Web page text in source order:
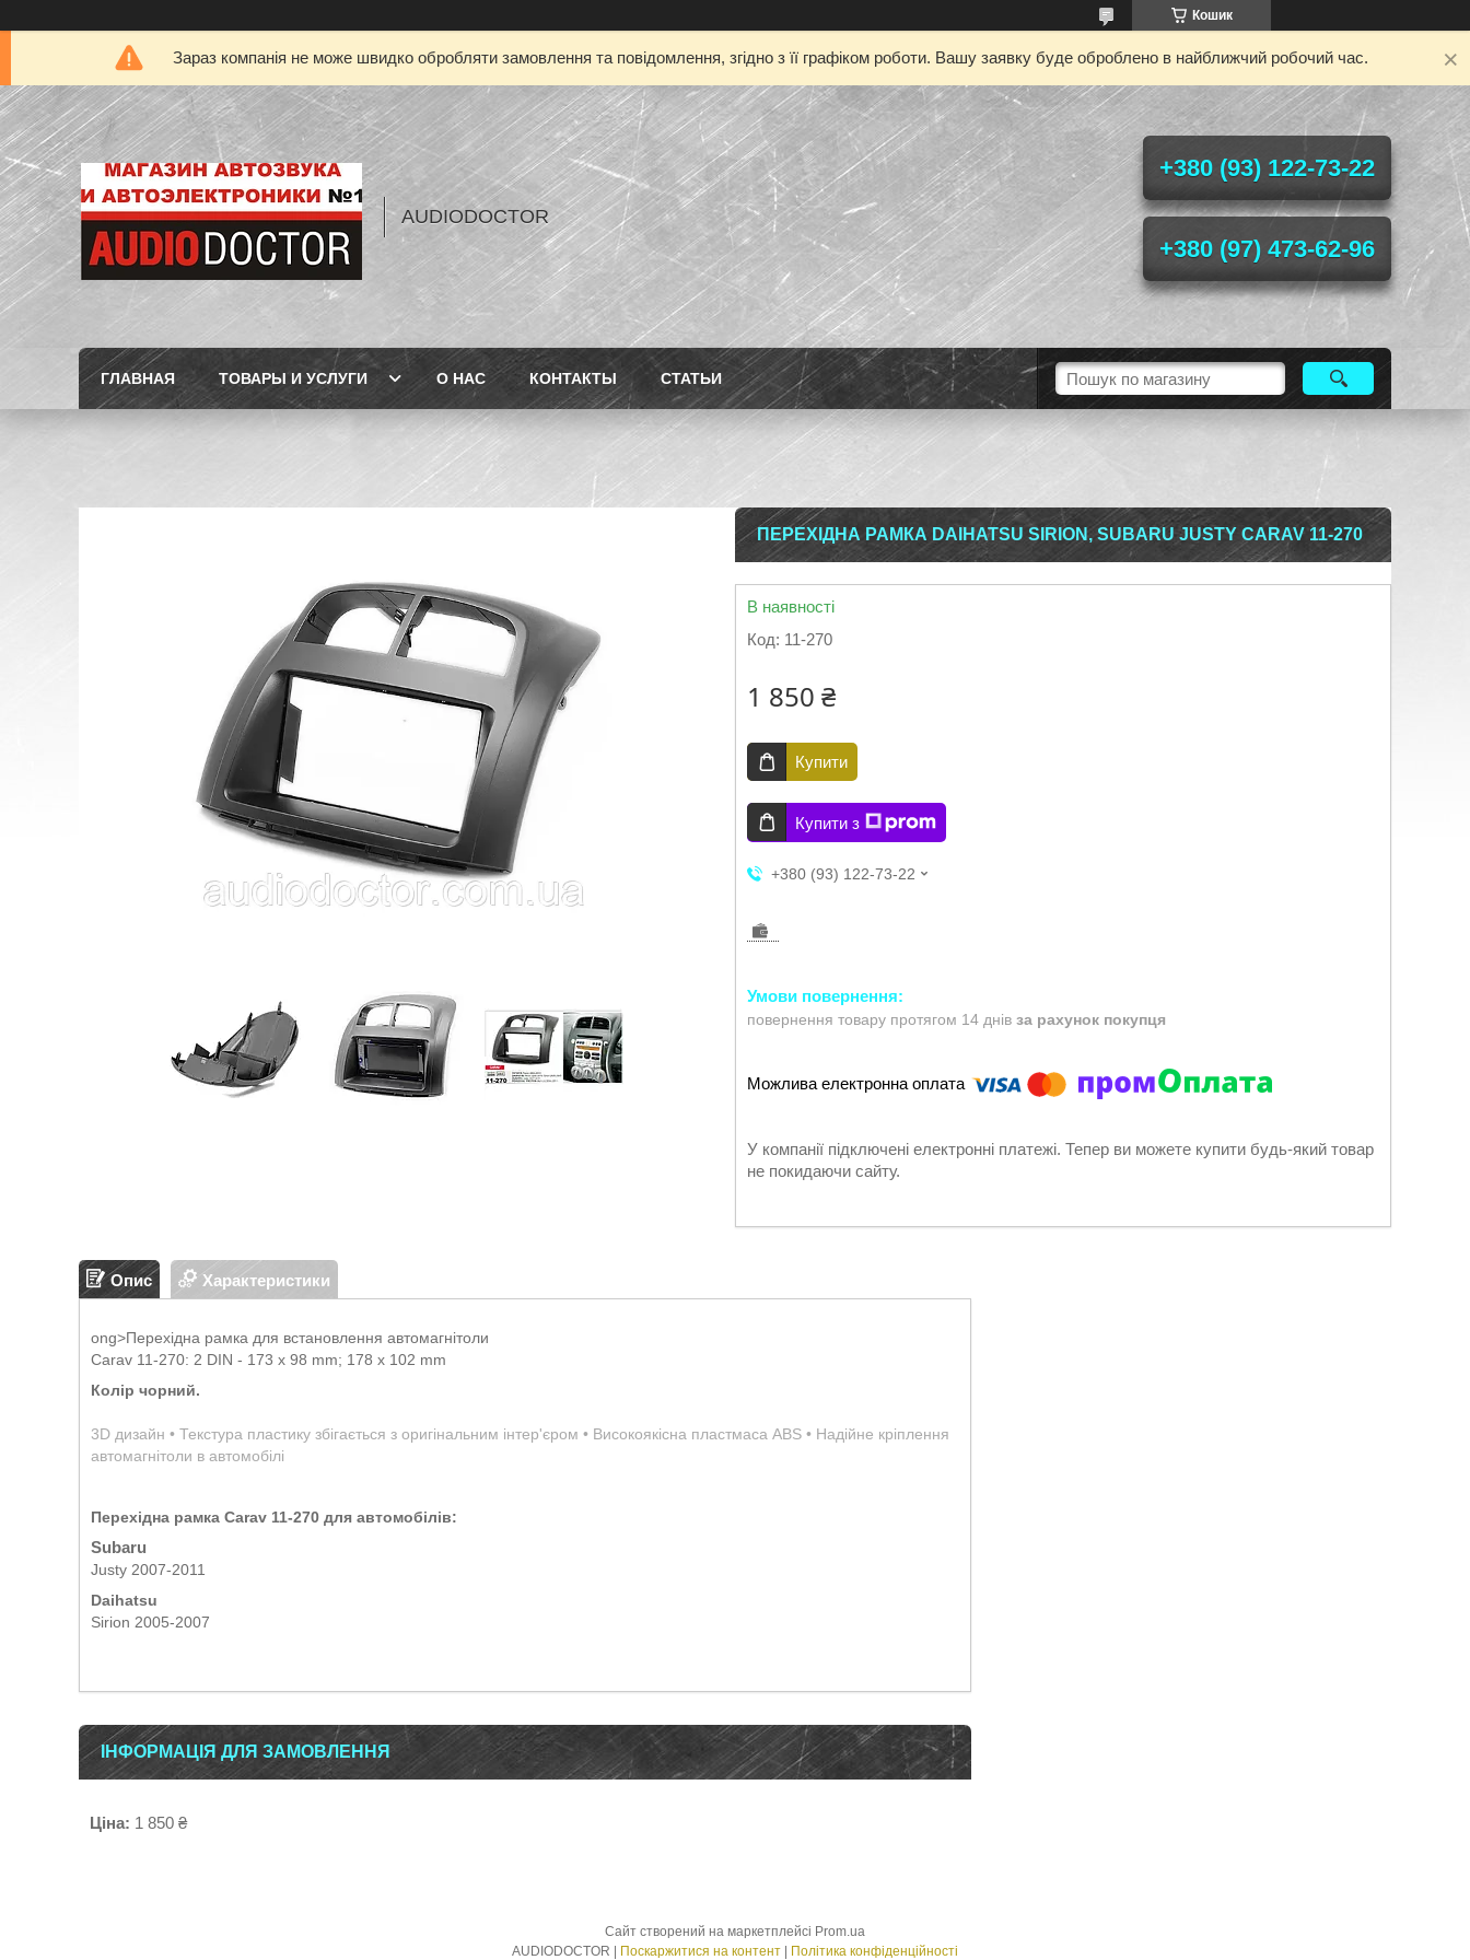
Кошик
Зараз компанія не може швидко обробляти замовлення та повідомлення, згідно з її графіком роботи. Вашу заявку буде оброблено в найближчий робочий час.
AUDIODOCTOR
+380 (93) 122-73-22
+380 (97) 473-62-96
ГЛАВНАЯ ТОВАРЫ И УСЛУГИ О НАС КОНТАКТЫ СТАТЬИ
ПЕРЕХІДНА РАМКА DAIHATSU SIRION, SUBARU JUSTY CARAV 11-270
В наявності
Код: 11-270
1 850 ₴
Купити
Купити з
+380 (93) 122-73-22
повернення товару протягом 14 днів за рахунок покупця
У компанії підключені електронні платежі. Тепер ви можете купити будь-який товар
не покидаючи сайту.
Опис Характеристики
ong>Перехідна рамка для встановлення автомагнітоли
Carav 11-270: 2 DIN - 173 x 98 mm; 178 x 102 mm
Колір чорний.
3D дизайн • Текстура пластику збігається з оригінальним інтер'єром • Високоякісна пластмаса ABS • Надійне кріплення
автомагнітоли в автомобілі
Перехідна рамка Carav 11-270 для автомобілів:
Subaru
Justy 2007-2011
Daihatsu
Sirion 2005-2007
ІНФОРМАЦІЯ ДЛЯ ЗАМОВЛЕННЯ
Ціна: 1 850 ₴
Сайт створений на маркетплейсі Prom.ua
Поскаржитися на контент Політика конфіденційності